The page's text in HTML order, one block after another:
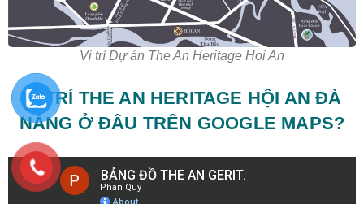
Vị trí Dự án The An Heritage Hoi An
VỊ TRÍ THE AN HERITAGE HỘI AN ĐÀ
NẴNG Ở ĐÂU TRÊN GOOGLE MAPS?